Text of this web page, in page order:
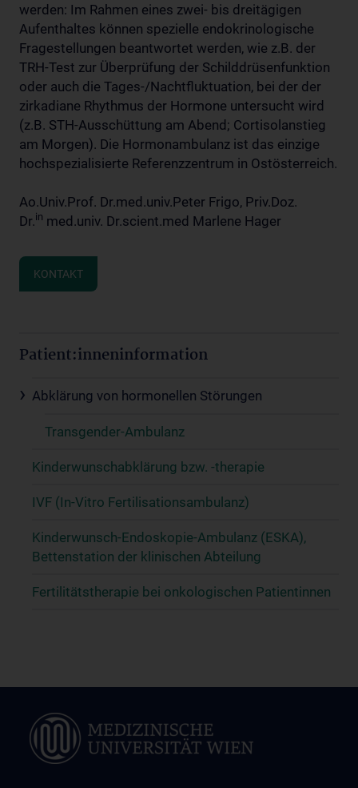
werden: Im Rahmen eines zwei- bis dreitägigen
Aufenthaltes können spezielle endokrinologische
Fragestellungen beantwortet werden, wie z.B. der
TRH-Test zur Überprüfung der Schilddrüsenfunktion
oder auch die Tages-/Nachtfluktuation, bei der der
zirkadiane Rhythmus der Hormone untersucht wird
(z.B. STH-Ausschüttung am Abend; Cortisolanstieg
am Morgen). Die Hormonambulanz ist das einzige
hochspezialisierte Referenzzentrum in Ostösterreich.
Ao.Univ.Prof. Dr.med.univ.Peter Frigo, Priv.Doz.
Dr.in med.univ. Dr.scient.med Marlene Hager
KONTAKT
Patient:inneninformation
Abklärung von hormonellen Störungen
Transgender-Ambulanz
Kinderwunschabklärung bzw. -therapie
IVF (In-Vitro Fertilisationsambulanz)
Kinderwunsch-Endoskopie-Ambulanz (ESKA),
Bettenstation der klinischen Abteilung
Fertilitätstherapie bei onkologischen Patientinnen